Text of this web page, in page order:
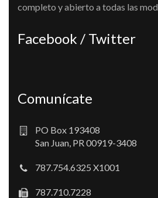
completo y abierto a todas las
Facebook / Twitter
Comunícate
PO Box 193408
San Juan, PR 00919-3408
787.754.6325 X1001
787.710.7228